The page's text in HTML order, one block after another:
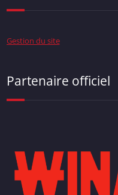
Gestion du site
Partenaire officiel